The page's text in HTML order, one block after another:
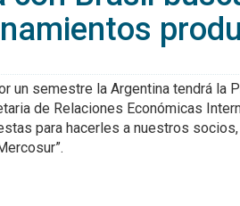
un semestre la Argentina tendrá la
de Relaciones Económicas
para hacerles a nuestros